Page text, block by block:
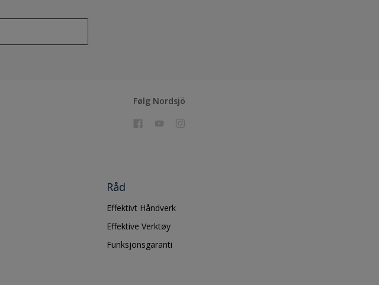
Følg Nordsjö
Råd
Effektivt Håndverk
Effektive Verktøy
Funksjonsgaranti